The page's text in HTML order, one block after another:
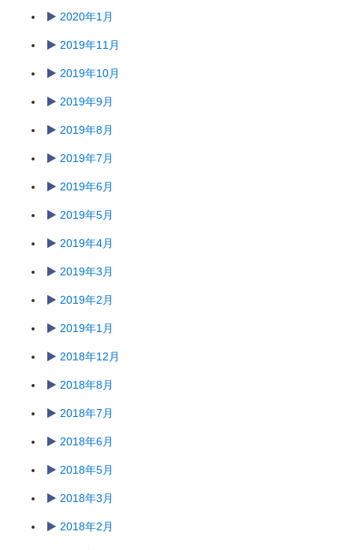
2020年1月
2019年11月
2019年10月
2019年9月
2019年8月
2019年7月
2019年6月
2019年5月
2019年4月
2019年3月
2019年2月
2019年1月
2018年12月
2018年8月
2018年7月
2018年6月
2018年5月
2018年3月
2018年2月